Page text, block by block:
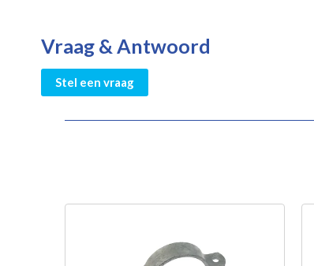
Vraag & Antwoord
Stel een vraag